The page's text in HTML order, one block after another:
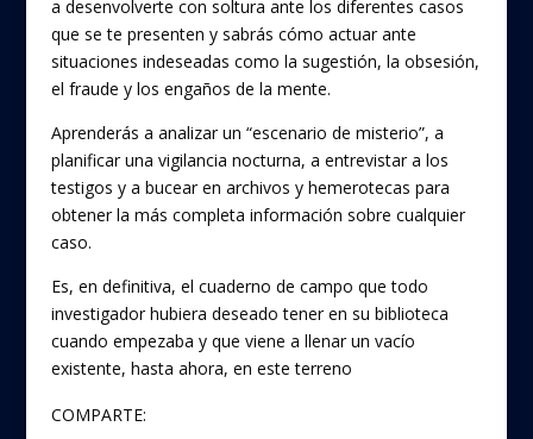
a desenvolverte con soltura ante los diferentes casos
que se te presenten y sabrás cómo actuar ante
situaciones indeseadas como la sugestión, la obsesión,
el fraude y los engaños de la mente.
Aprenderás a analizar un “escenario de misterio”, a
planificar una vigilancia nocturna, a entrevistar a los
testigos y a bucear en archivos y hemerotecas para
obtener la más completa información sobre cualquier
caso.
Es, en definitiva, el cuaderno de campo que todo
investigador hubiera deseado tener en su biblioteca
cuando empezaba y que viene a llenar un vacío
existente, hasta ahora, en este terreno
COMPARTE: